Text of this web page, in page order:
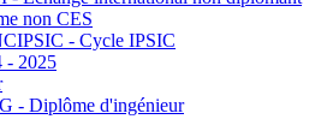
non CES
- Cycle IPSIC
- 2025
- Diplôme d'ingénieur